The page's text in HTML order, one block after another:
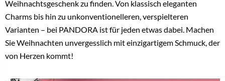
Weihnachtsgeschenk zu finden. Von klassisch eleganten
Charms bis hin zu unkonventionelleren, verspielteren
Varianten – bei PANDORA ist für jeden etwas dabei. Machen
Sie Weihnachten unvergesslich mit einzigartigem Schmuck, der
von Herzen kommt!